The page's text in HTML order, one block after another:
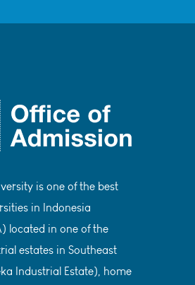
is one of the best
in Indonesia
located in one of the
estates in Southeast
Industrial Estate), home